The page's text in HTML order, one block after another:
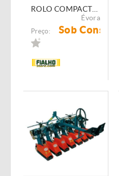
ROLO COMPACTADOR DE LÂMINAS FIALHO FI-RCL SERIES
Évora
Preço: Sob Consulta